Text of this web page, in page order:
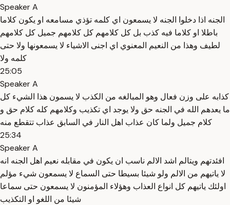
Speaker A
الجنه اذا دخلوا الجنه لا يسمعون اي كلمه تؤذي مسامعه او يكون كلاما
باطلا او كلاما فيه كذب بل كل كلامهم كل كلامهم جميل كل كلامهم
لطيف وهذا من النعيم المعنوي اي اجنى الاشياء لا يسمعونها ولا حتى
كلمه ولا
25:05
Speaker A
كذابه على وزن فعال وهو المبالغه من الكذب لا يسمون هذا الشيء كل
ما يعدهم الله في الجنه حق ولا يوجد اي تكذيب وكلامهم كله كلام حق و
كلام جميل ولما كان عذاب اهل النار في السابق عذاب تتقطع منه
25:34
Speaker A
افئدتهم ويتالم اشد الالم ناسب ان يكون في مقابله نعيم اهل الجنه انه
لا ياتيهم من الالم ولو شيئا بسيطا حتى السماع لا يسمعون شيء مؤلم
اولئك ياتيهم كل انواع العذاب وهؤلاء المؤمنون لا يسمعون حتى سماعا
شيئا من اللغو او التكذيب